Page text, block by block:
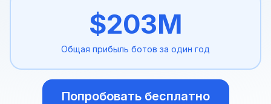
$203M
Общая прибыль ботов за один год
Попробовать бесплатно